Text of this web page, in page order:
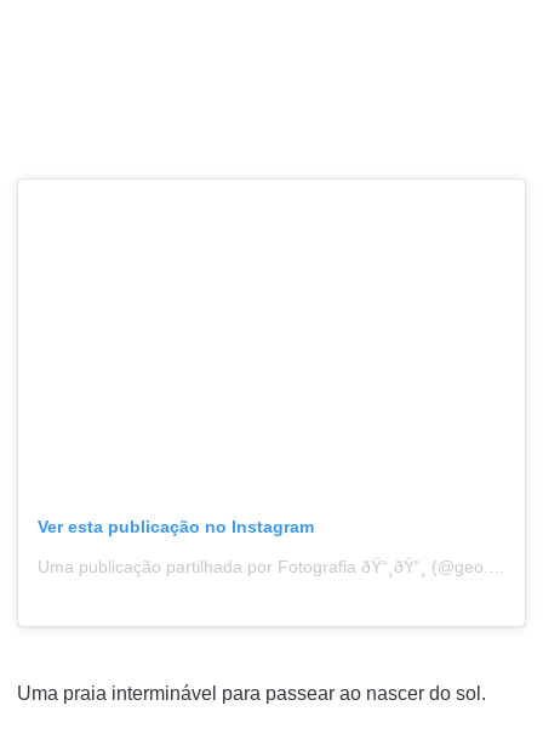
Ver esta publicação no Instagram
Uma praia interminável para passear ao nascer do sol.